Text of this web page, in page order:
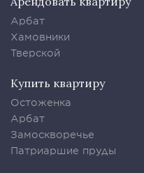
Арбат
Хамовники
Тверской
Купить квартиру
Остоженка
Арбат
Замоскворечье
Патриаршие пруды